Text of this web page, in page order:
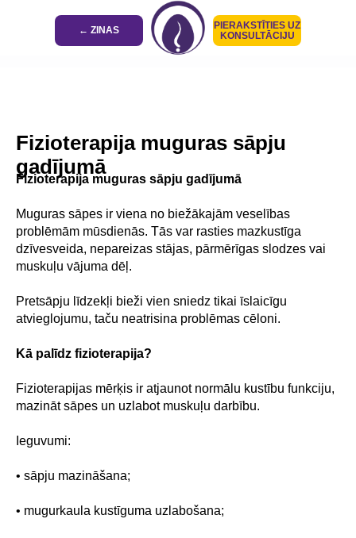
← ZINAS
PIERAKSTĪTIES UZ
KONSULTĀCIJU
Fizioterapija muguras sāpju
gadījumā
Fizioterapija muguras sāpju gadījumā
Muguras sāpes ir viena no biežākajām veselības
problēmām mūsdienās. Tās var rasties mazkustīga
dzīvesveida, nepareizas stājas, pārmērīgas slodzes vai
muskuļu vājuma dēļ.
Pretsāpju līdzekļi bieži vien sniedz tikai īslaicīgu
atvieglojumu, taču neatrisina problēmas cēloni.
Kā palīdz fizioterapija?
Fizioterapijas mērķis ir atjaunot normālu kustību funkciju,
mazināt sāpes un uzlabot muskuļu darbību.
Ieguvumi:
• sāpju mazināšana;
• mugurkaula kustīguma uzlabošana;